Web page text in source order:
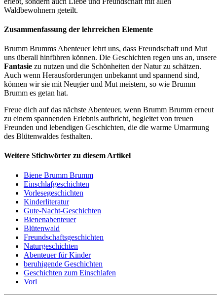
Waldbewohnern geteilt.
Zusammenfassung der lehrreichen Elemente
Brumm Brumms Abenteuer lehrt uns, dass Freundschaft und Mut
uns überall hinführen können. Die Geschichten regen uns an, unsere
Fantasie zu nutzen und die Schönheiten der Natur zu schätzen.
Auch wenn Herausforderungen unbekannt und spannend sind,
können wir sie mit Neugier und Mut meistern, so wie Brumm
Brumm es getan hat.
Freue dich auf das nächste Abenteuer, wenn Brumm Brumm erneut
zu einem spannenden Erlebnis aufbricht, begleitet von treuen
Freunden und lebendigen Geschichten, die die warme Umarmung
des Blütenwaldes festhalten.
Weitere Stichwörter zu diesem Artikel
Biene Brumm Brumm
Einschlafgeschichten
Vorlesegeschichten
Kinderliteratur
Gute-Nacht-Geschichten
Bienenabenteuer
Blütenwald
Freundschaftsgeschichten
Naturgeschichten
Abenteuer für Kinder
beruhigende Geschichten
Geschichten zum Einschlafen
Vorl